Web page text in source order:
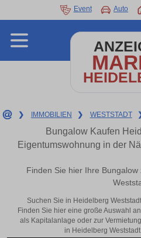
Event Auto
❯ IMMOBILIEN ❯ WESTSTADT
Bungalow Kaufen
Eigentumswohnung in der
Finden Sie hier Ihre
Suchen Sie in Heidelberg
Finden Sie hier eine große Auswahl
als Kapitalanlage oder zur
in Heidelberg